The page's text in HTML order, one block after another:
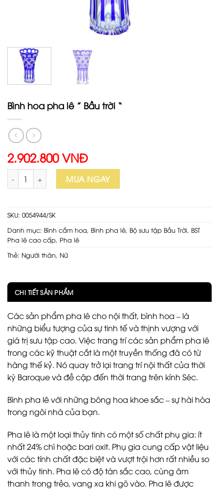
Bình hoa pha lê ” Bầu trời “
2.902.800 VNĐ
Bình hoa pha lê " Bầu trời " số lượng
MUA NGAY
SKU: 0054944/SK
Danh mục: Bình cắm hoa Bình pha lê Bộ sưu tập Bầu Trời BST
Pha lê cao cấp Pha lê
Thẻ: Người thân Nữ
CHI TIẾT SẢN PHẨM
Các sản phẩm pha lê cho nội thất, bình hoa – là
những biểu tượng của sự tinh tế và thịnh vượng với
giá trị sưu tập cao. Việc trang trí các sản phẩm pha lê
trong các kỹ thuật cắt là một truyền thống đã có từ
hàng thế kỷ. Nó quay trở lại trang trí nội thất của thời
kỳ Baroque và đề cập đến thời trang trên kính Séc.
Bình pha lê với những bông hoa khoe sắc – sự hài hòa
trong ngôi nhà của bạn.
Pha lê là một loại thủy tinh có một số chất phụ gia: ít
nhất 24% chì hoặc bari oxit. Phụ gia cung cấp vật liệu
với các tính chất đặc biệt và vượt trội hơn rất nhiều so
với thủy tinh. Pha lê có độ tán sắc cao, cùng âm
thanh trong trẻo, vang xa khi gõ vào. Pha lê được